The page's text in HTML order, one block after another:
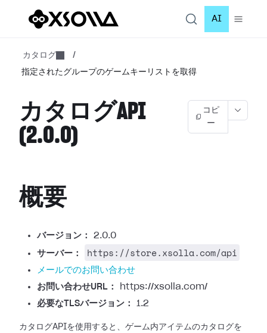
AI
カタログ
/
指定されたグループのゲームキーリストを取得
カタログAPI
(2.0.0)
コピ
ー
概要
バージョン：
2.0.0
サーバー：
https://store.xsolla.com/api
メールでのお問い合わせ
お問い合わせURL：
https://xsolla.com/
必要なTLSバージョン：
1.2
カタログAPIを使用すると、ゲーム内アイテムのカタログを